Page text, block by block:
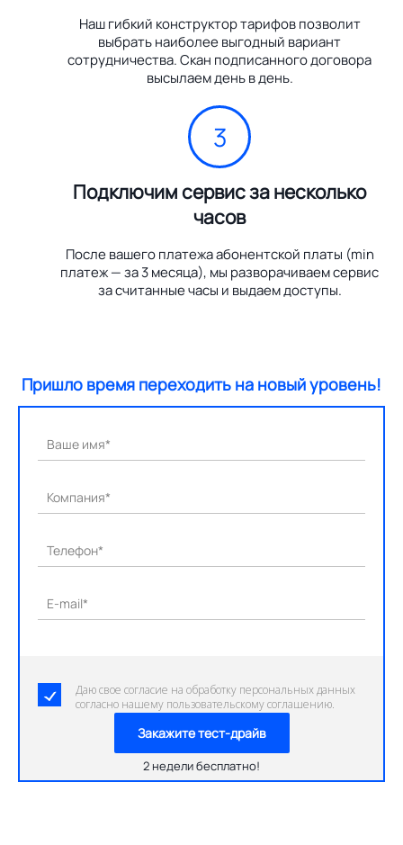
Наш гибкий конструктор тарифов позволит
выбрать наиболее выгодный вариант
сотрудничества. Скан подписанного договора
высылаем день в день.
3
Подключим сервис за несколько
часов
После вашего платежа абонентской платы (min
платеж — за 3 месяца), мы разворачиваем сервис
за считанные часы и выдаем доступы.
Пришло время переходить на новый уровень!
Ваше имя*
Компания*
Телефон*
E-mail*
Даю свое согласие на обработку персональных данных
согласно нашему пользовательскому соглашению.
Закажите тест-драйв
2 недели бесплатно!